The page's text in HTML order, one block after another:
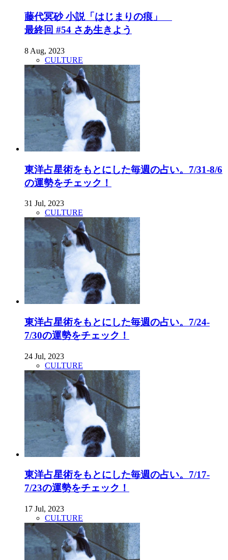
藤代冥砂 小説「はじまりの痕」
最終回 #54 さあ生きよう
8 Aug, 2023
CULTURE
東洋占星術をもとにした毎週の占い。7/31-8/6
の運勢をチェック！
31 Jul, 2023
CULTURE
東洋占星術をもとにした毎週の占い。7/24-
7/30の運勢をチェック！
24 Jul, 2023
CULTURE
東洋占星術をもとにした毎週の占い。7/17-
7/23の運勢をチェック！
17 Jul, 2023
CULTURE